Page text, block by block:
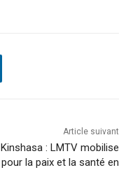
Article suivant
Kinshasa : LMTV mobilise
pour la paix et la santé en